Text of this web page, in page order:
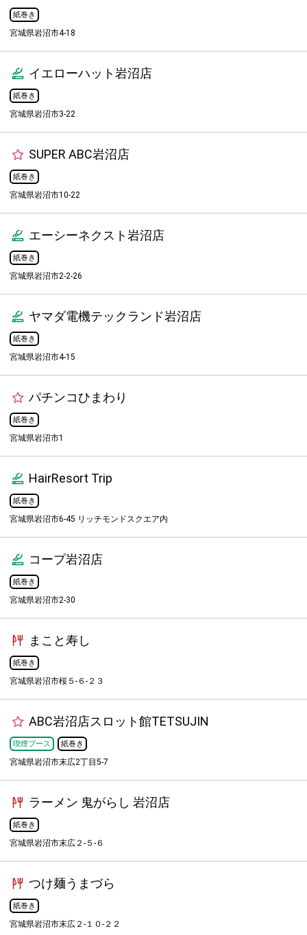
紙巻き
宮城県岩沼市4-18
イエローハット岩沼店
紙巻き
宮城県岩沼市3-22
SUPER ABC岩沼店
紙巻き
宮城県岩沼市10-22
エーシーネクスト岩沼店
紙巻き
宮城県岩沼市2-2-26
ヤマダ電機テックランド岩沼店
紙巻き
宮城県岩沼市4-15
パチンコひまわり
紙巻き
宮城県岩沼市1
HairResort Trip
紙巻き
宮城県岩沼市6-45 リッチモンドスクエア内
コープ岩沼店
紙巻き
宮城県岩沼市2-30
まこと寿し
紙巻き
宮城県岩沼市桜５-６-２３
ABC岩沼店スロット館TETSUJIN
喫煙ブース 紙巻き
宮城県岩沼市末広2丁目5-7
ラーメン 鬼がらし 岩沼店
紙巻き
宮城県岩沼市末広２-５-６
つけ麺うまづら
紙巻き
宮城県岩沼市末広２-１０-２２